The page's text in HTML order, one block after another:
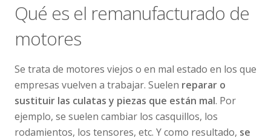
Qué es el remanufacturado de
motores
Se trata de motores viejos o en mal estado en los que
empresas vuelven a trabajar. Suelen reparar o
sustituir las culatas y piezas que están mal. Por
ejemplo, se suelen cambiar los casquillos, los
rodamientos, los tensores, etc. Y como resultado, se